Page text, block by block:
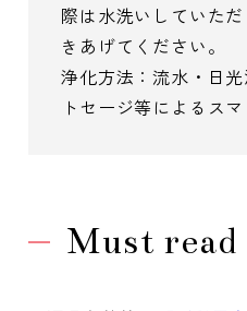
際は水洗いしていた
きあげてください。
浄化方法：流水・日
トセージ等によるス
Must read